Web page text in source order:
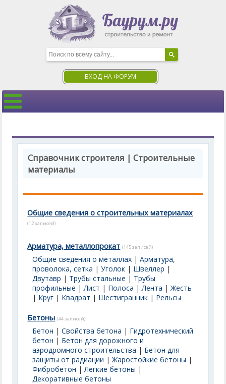
ВХОД НА ФОРУМ
Справочник строителя | Строительные
материалы
Общие сведения о строительных материалах
(12 записей)
Арматура, металлопрокат (145 записей)
Общие сведения о металлах |Арматура,
проволока, сетка |Уголок | Швеллер |
Двутавр | Трубы стальные | Трубы
профильные |Лист | Полоса |Лента |Жесть
| Круг | Квадрат | Шестигранник | Рельсы
Бетоны (44 записей)
Бетон |Свойства бетона | Гидротехнический
бетон | Бетон для дорожного и
аэродромного строительства | Бетон для
защиты от радиации |Жаростойкие бетоны |
Фибробетон |Легкие бетоны |
Декоративные бетоны